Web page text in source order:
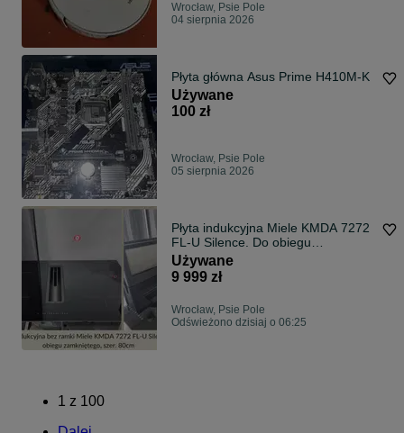
Wrocław, Psie Pole
04 sierpnia 2026
Płyta główna Asus Prime H410M-K
Używane
100 zł
Wrocław, Psie Pole
05 sierpnia 2026
Płyta indukcyjna Miele KMDA 7272
FL-U Silence. Do obiegu
zamkniętego
Używane
9 999 zł
Wrocław, Psie Pole
Odświeżono dzisiaj o 06:25
1 z 100